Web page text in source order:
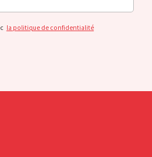
la politique de confidentialité